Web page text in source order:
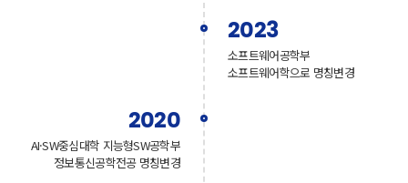
2023
소프트웨어공학부
소프트웨어학으로 명칭변경
2020
AI·SW중심대학 지능형SW공학부
정보통신공학전공 명칭변경